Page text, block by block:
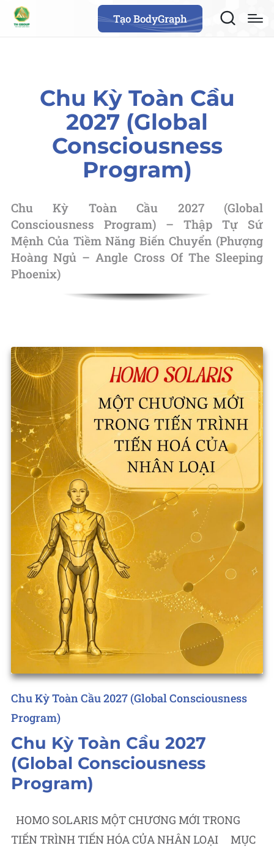
Tạo BodyGraph
Chu Kỳ Toàn Cầu
2027 (Global
Consciousness
Program)
Chu Kỳ Toàn Cầu 2027 (Global
Consciousness Program) – Thập Tự Sứ
Mệnh Của Tiềm Năng Biến Chuyển (Phượng
Hoàng Ngủ – Angle Cross Of The Sleeping
Phoenix)
Posted
in
Chu Kỳ Toàn Cầu 2027 (Global Consciousness
Program)
Chu Kỳ Toàn Cầu 2027
(Global Consciousness
Program)
HOMO SOLARIS MỘT CHƯƠNG MỚI TRONG
TIẾN TRÌNH TIẾN HÓA CỦA NHÂN LOẠI MỤC